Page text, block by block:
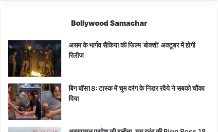
Bollywood Samachar
असम के भार्गव सैकिया की फिल्म ‘बोक्शी’ अक्टूबर में होगी
रिलीज
बिग बॉस18: टास्क में चुम दरंग के निडर रवैये ने सबको चौंका
दिया